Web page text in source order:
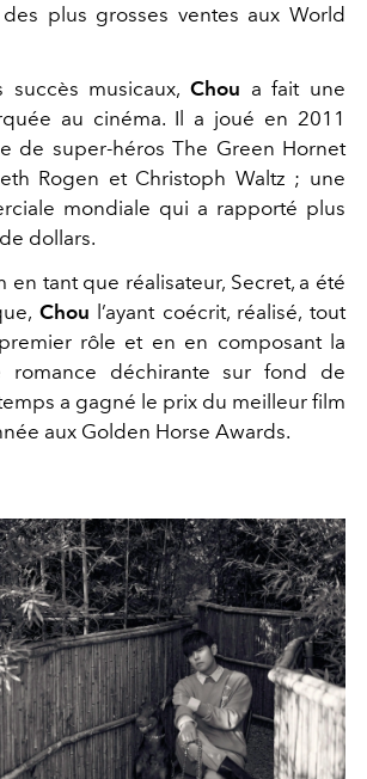
plus grosses ventes aux World
musicaux, Chou a fait une
au cinéma. Il a joué en 2011
de super-héros The Green Hornet
Rogen et Christoph Waltz ; une
mondiale qui a rapporté plus
dollars.
en tant que réalisateur, Secret, a été
Chou l’ayant coécrit, réalisé, tout
rôle et en en composant la
romance déchirante sur fond de
a gagné le prix du meilleur film
aux Golden Horse Awards.